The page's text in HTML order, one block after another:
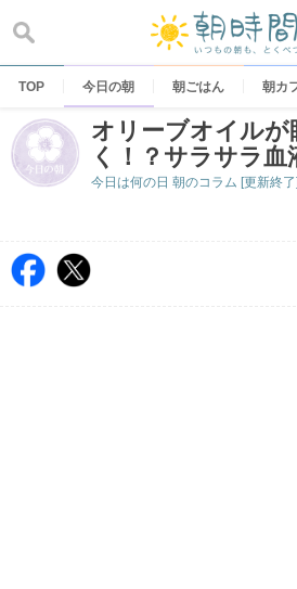
content
TOP 今日の朝 朝ごはん 朝カ
オリーブオイルが
く！？サラサラ血
今日は何の日 朝のコラム [更新終了]